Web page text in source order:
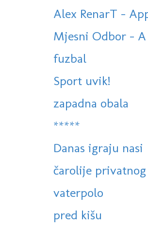
Alex RenarT -
Mjesni Odbor - A
fuzbal
Sport uvik!
zapadna obala
*****
Danas igraju nasi
čarolije privatnog
vaterpolo
pred kišu